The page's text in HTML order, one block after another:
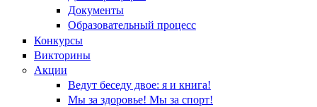
Документы
Образовательный процесс
Конкурсы
Викторины
Акции
Ведут беседу двое: я и книга!
Мы за здоровье! Мы за спорт!